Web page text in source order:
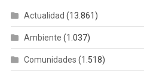
Actualidad (13.861)
Ambiente (1.037)
Comunidades (1.518)